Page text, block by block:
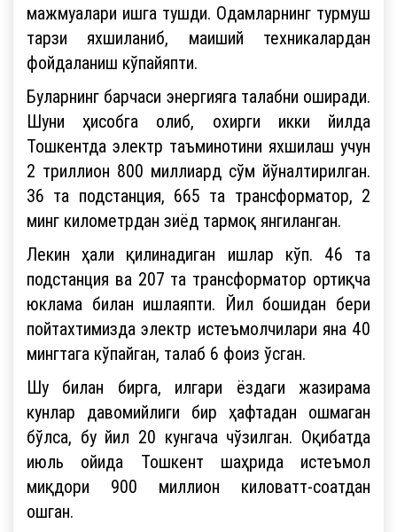
мажмуалари ишга тушди. Одамларнинг турмуш
тарзи яхшиланиб, маиший техникалардан
фойдаланиш кўпайяпти.
Буларнинг барчаси энергияга талабни оширади.
Шуни ҳисобга олиб, охирги икки йилда
Тошкентда электр таъминотини яхшилаш учун
2 триллион 800 миллиард сўм йўналтирилган.
36 та подстанция, 665 та трансформатор, 2
минг километрдан зиёд тармоқ янгиланган.
Лекин ҳали қилинадиган ишлар кўп. 46 та
подстанция ва 207 та трансформатор ортиқча
юклама билан ишлаяпти. Йил бошидан бери
пойтахтимизда электр истеъмолчилари яна 40
мингтага кўпайган, талаб 6 фоиз ўсган.
Шу билан бирга, илгари ёздаги жазирама
кунлар давомийлиги бир ҳафтадан ошмаган
бўлса, бу йил 20 кунгача чўзилган. Оқибатда
июль ойида Тошкент шаҳрида истеъмол
миқдори 900 миллион киловатт-соатдан
ошган.